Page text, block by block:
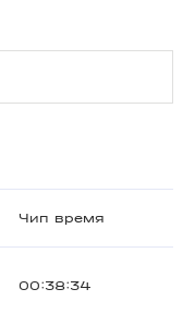
Чип время
00:38:34